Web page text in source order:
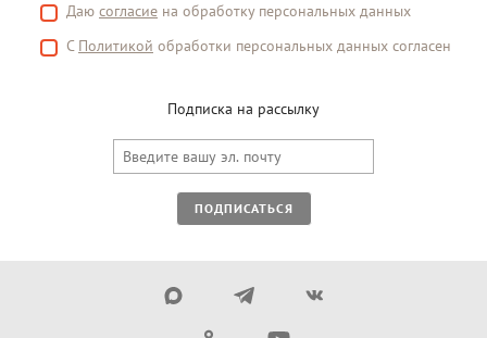
Даю согласие на обработку персональных данных
С Политикой обработки персональных данных согласен
Подписка на рассылку
ПОДПИСАТЬСЯ